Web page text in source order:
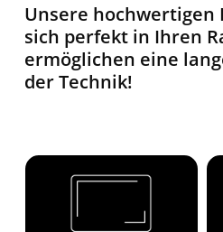
Unsere hochwertigen
sich perfekt in Ihren
ermöglichen eine
der Technik!